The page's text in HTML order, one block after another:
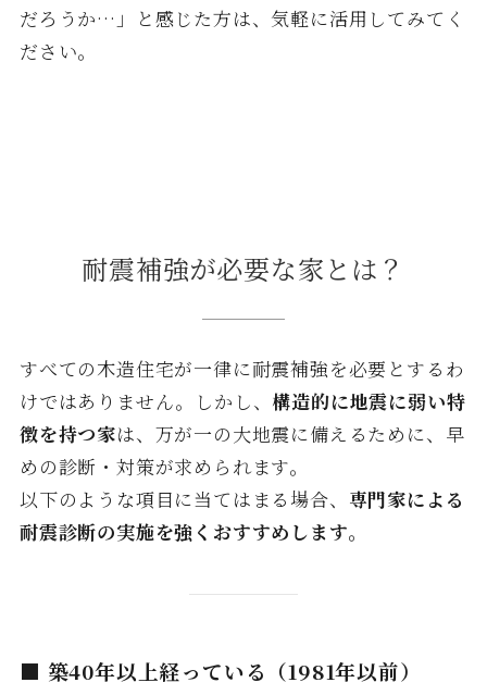
だろうか…」と感じた方は、気軽に活用してみてく
ださい。
耐震補強が必要な家とは？
すべての木造住宅が一律に耐震補強を必要とするわ
けではありません。しかし、 構造的に地震に弱い特
徴を持つ家は、万が一の大地震に備えるために、早
めの診断・対策が求められます。
以下のような項目に当てはまる場合、 専門家による
耐震診断の実施を強くおすすめします。
■ 築40年以上経っている（1981年以前）